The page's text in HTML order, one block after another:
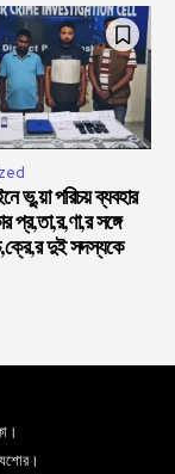
ভু,য়া পরিচয় ব্যবহার
প্র,তা,র,ণা,র সঙ্গে
দুই সদস্যকে